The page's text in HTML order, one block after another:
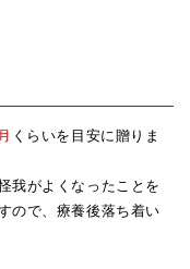
くらいを目安に贈りま
我がよくなったことを
ので、療養後落ち着い